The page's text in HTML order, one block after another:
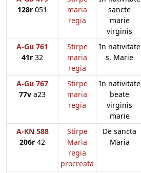
128r 051
maria
regia
sancte
marie
virginis
A-Gu 761
41r 32
Stirpe
maria
regia
In nativitate
s. Marie
A-Gu 767
77v a23
Stirpe
maria
regia
In nativitate
beate
virginis
marie
A-KN 588
206r 42
Stirpe
Maria
regia
procreata
De sancta
Maria